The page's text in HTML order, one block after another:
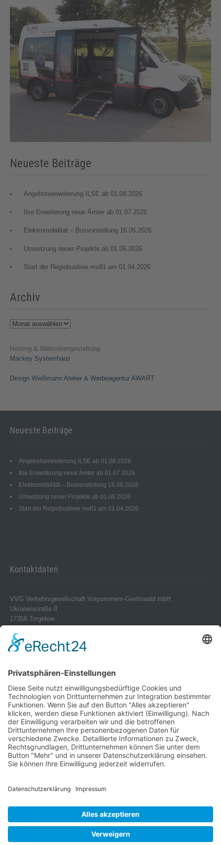
Neueste Beiträge
Angebotserweiterung ILSE ab 01.08.2026
Ilse Erweiterung neue Ämter ab 01.07.2026
Elektromobilität – Busvorstellung 16.06.2026
Umsetzung neuer Projekte ab 01.06.2026
Start der Regiobuslinie mv81 am 01.04.2026
Archiv
Archiv
Hosting & Webseitengestaltung:
Mackey Systemhaus
Design Wießmann Atelier & Werbeagentur AWART
Neueste Beiträge
Angebotserweiterung ILSE ab 01.08.2026
Ilse Erweiterung neue Ämter ab 01.07.2026
Elektromobilität – Busvorstellung 16.06.2026
Umsetzung neuer Projekte ab 01.06.2026
Start der Regiobuslinie mv81 am 01.04.2026
Kontaktdaten
VVG Verkehrsgesellschaft Vorpommern-Greifswald mbH
Ukranenstraße 8
17358 Torgelow
Telefax 0 39 76 – 24 02 24
info@vvg-bus.de
Torgelower Str. 18
17309 Pasewalk
Betriebshof Jarmen
Demminer Str. 43
17126 Jarmen
Telefon 03 99 97 – 1 03 08
Telefax 03 99 97 – 1 03 18
jarmen@vvg-bus.de
Dorf Bansin 1 c
Telefon 03976 – 24 02 45
Telefax 03976 – 24 02 24
charterbus@vvg-bus.de
Verwendung von Cookies
Um unsere Website für Sie optimal
zu gestalten und fortlaufend
wir Cookies. Durch die weitere
der Verwendung von Cookies zu.
Weitere Informationen zu Cookies
erhalten Sie in unserer
Datenschutzerklärung.